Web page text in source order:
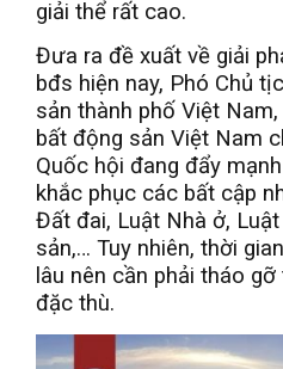
giải thể rất cao.
Đưa ra đề xuất về giải
bđs hiện nay, Phó Chủ
sản thành phố Việt
bất động sản Việt Nam
Quốc hội đang đẩy
khắc phục các bất cập
Đất đai, Luật Nhà ở,
sản,… Tuy nhiên, thời
lâu nên cần phải tháo
đặc thù.